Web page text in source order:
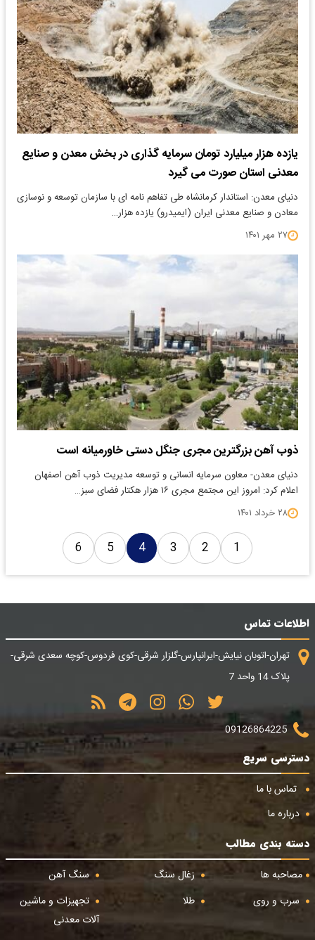
یازده هزار میلیارد تومان سرمایه گذاری در بخش معدن و صنایع
معدنی استان صورت می گیرد
دنیای معدن: استاندار کرمانشاه طی تفاهم نامه ای با سازمان توسعه و نوسازی
معادن و صنایع معدنی ایران (ایمیدرو) یازده هزار…
۲۷ مهر ۱۴۰۱
ذوب آهن بزرگترین مجری جنگل دستی خاورمیانه است
دنیای معدن- معاون سرمایه انسانی و توسعه مدیریت ذوب آهن اصفهان
اعلام کرد: امروز این مجتمع مجری ۱۶ هزار هکتار فضای سبز…
۲۸ خرداد ۱۴۰۱
1
2
3
4
5
6
اطلاعات تماس
تهران-اتوبان نیایش-ایرانپارس-گلزار شرقی-کوی فردوس-کوچه سعدی شرقی-
پلاک 14 واحد 7
09126864225
دسترسی سریع
تماس با ما
درباره ما
دسته بندی مطالب
مصاحبه ها
زغال سنگ
سنگ آهن
سرب و روی
طلا
تجهیزات و ماشین
آلات معدنی